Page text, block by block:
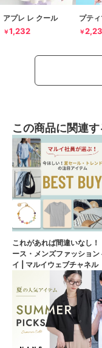
アプレ レ クール
￥1,232
プテ
￥
この商品に関連
これがあれば間違いなし！
ース・メンズファッション
イ | マルイウェブチャネル